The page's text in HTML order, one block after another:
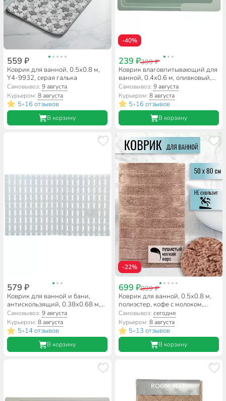
559 ₽
Коврик для ванной, 0.5х0.8 м,
Y4-9932, серая галька
Самовывоз:9 августа
Курьером:8 августа
5•16 отзывов
В корзину
-40%
239 ₽399 ₽
Коврик влаговпитывающий для
ванной, 0.4х0.6 м, оливковый,
A090055
Самовывоз: 9 августа
Курьером: 8 августа
5•16 отзывов
В корзину
579 ₽
Коврик для ванной и бани,
антискользящий, 0.38х0.68 м,
ПВХ, A160050
Самовывоз:9 августа
Курьером:8 августа
5•14 отзывов
В корзину
-22%
699 ₽899 ₽
Коврик для ванной, 0.5х0.8 м,
полиэстер, кофе с молоком,
Травка, Y252
Самовывоз: сегодня
Курьером: 8 августа
5•13 отзывов
В корзину